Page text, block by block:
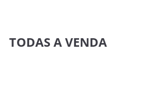
TODAS A VENDA